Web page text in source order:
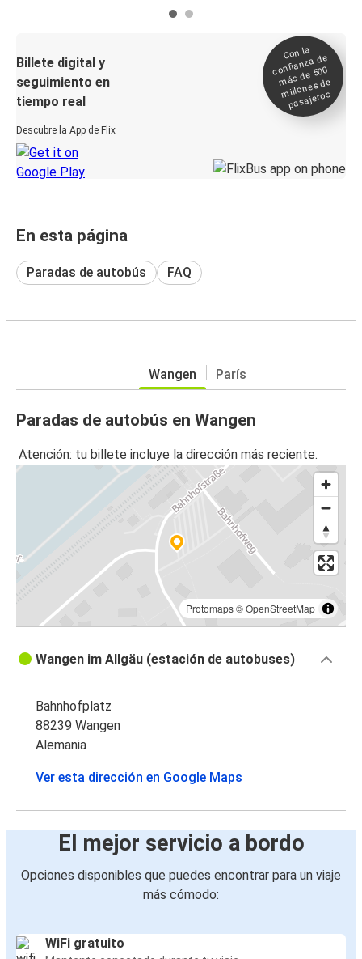
Billete digital y
seguimiento en
tiempo real
Descubre la App de Flix
Con la
confianza de
más de 500
millones de
pasajeros
En esta página
Paradas de autobús FAQ
Wangen París
Paradas de autobús en Wangen
Atención: tu billete incluye la dirección más reciente.
Protomaps©OpenStreetMap
Wangen im Allgäu (estación de autobuses)
Bahnhofplatz
88239 Wangen
Alemania
Ver esta dirección en Google Maps
El mejor servicio a bordo
Opciones disponibles que puedes encontrar para un viaje
más cómodo:
WiFi gratuito